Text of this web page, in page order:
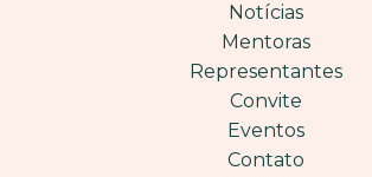
Notícias
Mentoras
Representantes
Convite
Eventos
Contato